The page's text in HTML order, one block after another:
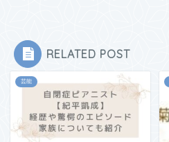
RELATED POST
芸能